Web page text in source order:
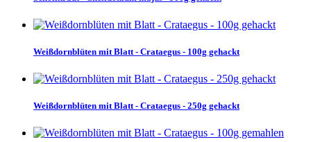
Weißdornblüten mit Blatt - Crataegus - 100g gehackt
Weißdornblüten mit Blatt - Crataegus - 250g gehackt